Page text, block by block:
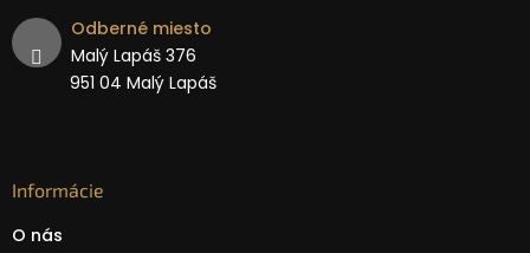
Odberné miesto
Malý Lapáš 376
951 04 Malý Lapáš
Informácie
O nás